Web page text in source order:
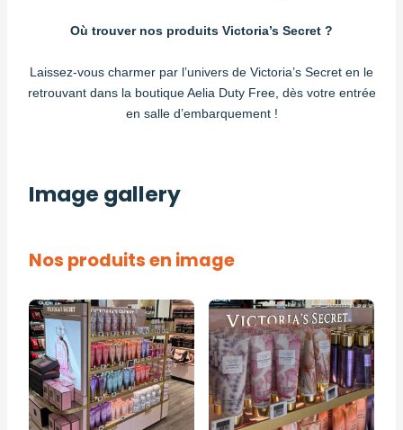
Où trouver nos produits Victoria’s Secret ?
Laissez-vous charmer par l’univers de Victoria’s Secret en le
retrouvant dans la boutique Aelia Duty Free, dès votre entrée
en salle d’embarquement !
Image gallery
Nos produits en image
Image Image